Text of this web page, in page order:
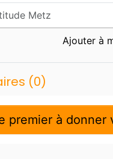
Metz
(0)
premier à donner